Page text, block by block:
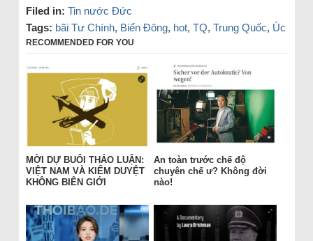
Filed in: Tin nước Đức
Tags: bãi Tư Chính, Biển Đông, hot, TQ, Trung Quốc, Úc
RECOMMENDED FOR YOU
MỜI DỰ BUỔI THẢO LUẬN:
VIỆT NAM VÀ KIỂM DUYỆT
KHÔNG BIÊN GIỚI
An toàn trước chế độ
chuyên chế ư? Không đời
nào!